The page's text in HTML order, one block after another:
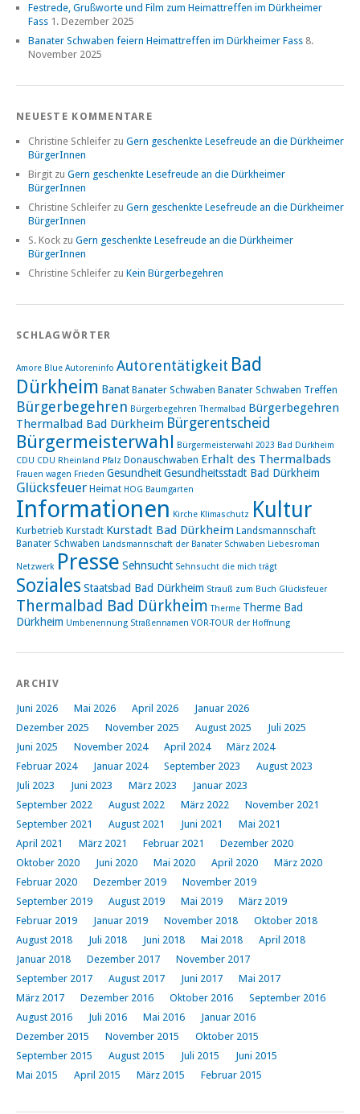
Festrede, Grußworte und Film zum Heimattreffen im Dürkheimer
Fass 1. Dezember 2025
Banater Schwaben feiern Heimattreffen im Dürkheimer Fass 8.
November 2025
NEUESTE KOMMENTARE
Christine Schleifer zu Gern geschenkte Lesefreude an die Dürkheimer
BürgerInnen
Birgit zu Gern geschenkte Lesefreude an die Dürkheimer
BürgerInnen
Christine Schleifer zu Gern geschenkte Lesefreude an die Dürkheimer
BürgerInnen
S. Kock zu Gern geschenkte Lesefreude an die Dürkheimer
BürgerInnen
Christine Schleifer zu Kein Bürgerbegehren
SCHLAGWÖRTER
Amore Blue Autoreninfo Autorentätigkeit Bad
Dürkheim Banat Banater Schwaben Banater Schwaben Treffen
Bürgerbegehren Bürgerbegehren Thermalbad Bürgerbegehren
Thermalbad Bad Dürkheim Bürgerentscheid
Bürgermeisterwahl Bürgermeisterwahl 2023 Bad Dürkheim
CDU CDU Rheinland Pfalz Donauschwaben Erhalt des Thermalbads
Frauen wagen Frieden GesundheitGesundheitsstadt Bad Dürkheim
Glücksfeuer Heimat HOG Baumgarten
Informationen Kirche Klimaschutz Kultur
Kurbetrieb Kurstadt Kurstadt Bad Dürkheim Landsmannschaft
Banater Schwaben Landsmannschaft der Banater Schwaben Liebesroman
Netzwerk Presse Sehnsucht Sehnsucht die mich trägt
Soziales Staatsbad Bad Dürkheim Strauß zum Buch Glücksfeuer
Thermalbad Bad Dürkheim Therme Therme Bad
Dürkheim Umbenennung Straßennamen VOR-TOUR der Hoffnung
ARCHIV
Juni 2026 Mai 2026 April 2026
Januar 2026
Dezember 2025
November 2025 August 2025
Juli 2025
Juni 2025
November 2024 April 2024
März 2024
Februar 2024
Januar 2024 September 2023
August 2023
Juli 2023
Juni 2023 März 2023
Januar 2023
September 2022
August 2022 März 2022
November 2021
September 2021
August 2021 Juni 2021
Mai 2021
April 2021
März 2021 Februar 2021
Dezember 2020
Oktober 2020
Juni 2020 Mai 2020 April 2020
März 2020
Februar 2020
Dezember 2019
November 2019
September 2019
August 2019 Mai 2019
März 2019
Februar 2019
Januar 2019 November 2018
Oktober 2018
August 2018
Juli 2018 Juni 2018 Mai 2018
April 2018
Januar 2018
Dezember 2017
November 2017
September 2017
August 2017 Juni 2017
Mai 2017
März 2017
Dezember 2016 Oktober 2016
September 2016
August 2016
Juli 2016 Mai 2016
Januar 2016
Dezember 2015
November 2015
Oktober 2015
September 2015
August 2015 Juli 2015
Juni 2015
Mai 2015
April 2015 März 2015 Februar 2015